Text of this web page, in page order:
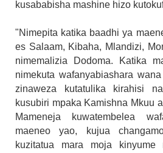
kusababisha mashine hizo
"Nimepita katika baadhi ya
es Salaam, Kibaha, Mlandizi,
nimemalizia Dodoma. Katika
nimekuta wafanyabiashara
zinaweza kutatulika kirahisi
kusubiri mpaka Kamishna Mkuu
Mameneja kuwatembelea
maeneo yao, kujua
kuzitatua mara moja kinyume